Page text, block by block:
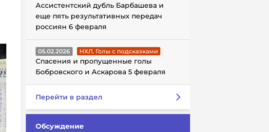
Ассистентский дубль Барбашева и
еще пять результативных передач
россиян 6 февраля
05.02.2026 НХЛ. Голы с подсказками
Спасения и пропущенные голы
Бобровского и Аскарова 5 февраля
Перейти в раздел
Обсуждение